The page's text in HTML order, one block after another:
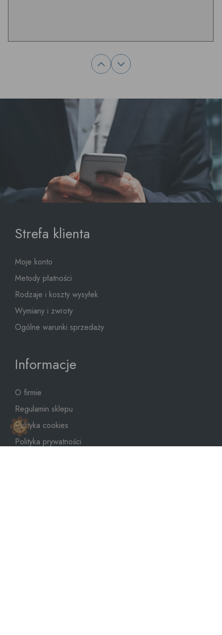
Strefa klienta
Moje konto
Metody płatności
Rodzaje i koszty wysyłek
Wymiany i zwroty
Ogólne warunki sprzedaży
Informacje
O firmie
Regulamin sklepu
Polityka cookies
Polityka prywatności